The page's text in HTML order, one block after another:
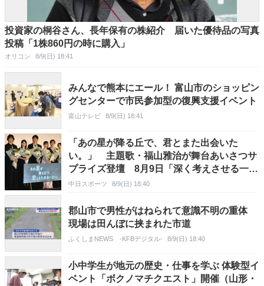
投資家の桐谷さん、長年保有の株紹介 届いた優待品の写真
投稿「1株860円の時に購入」
オリコン 8/9(日) 18:41
みんなで熊本にエール！ 富山市のショッピン
グセンターで市民参加型の復興支援イベント
富山テレビ 8/9(日) 18:41
「あの星が降る丘で、君とまた出会いた
い。」 主題歌・福山雅治が舞台あいさつサ
プライズ登壇 8月9日「深く考えさせる一
日」
中日スポーツ 8/9(日) 18:40
郡山市で男性がはねられて意識不明の重体
現場は田んぼに挟まれた市道
ふくしまNEWS -KFBデジタル- 8/9(日) 18:40
小中学生が地元の歴史・仕事を学ぶ 体験型イ
ベント「ボクノマチクエスト」開催（山形・